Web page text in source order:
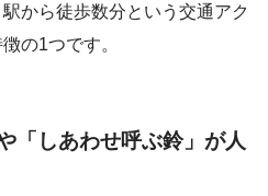
から徒歩数分という交通アク
の1つです。
「しあわせ呼ぶ鈴」が人